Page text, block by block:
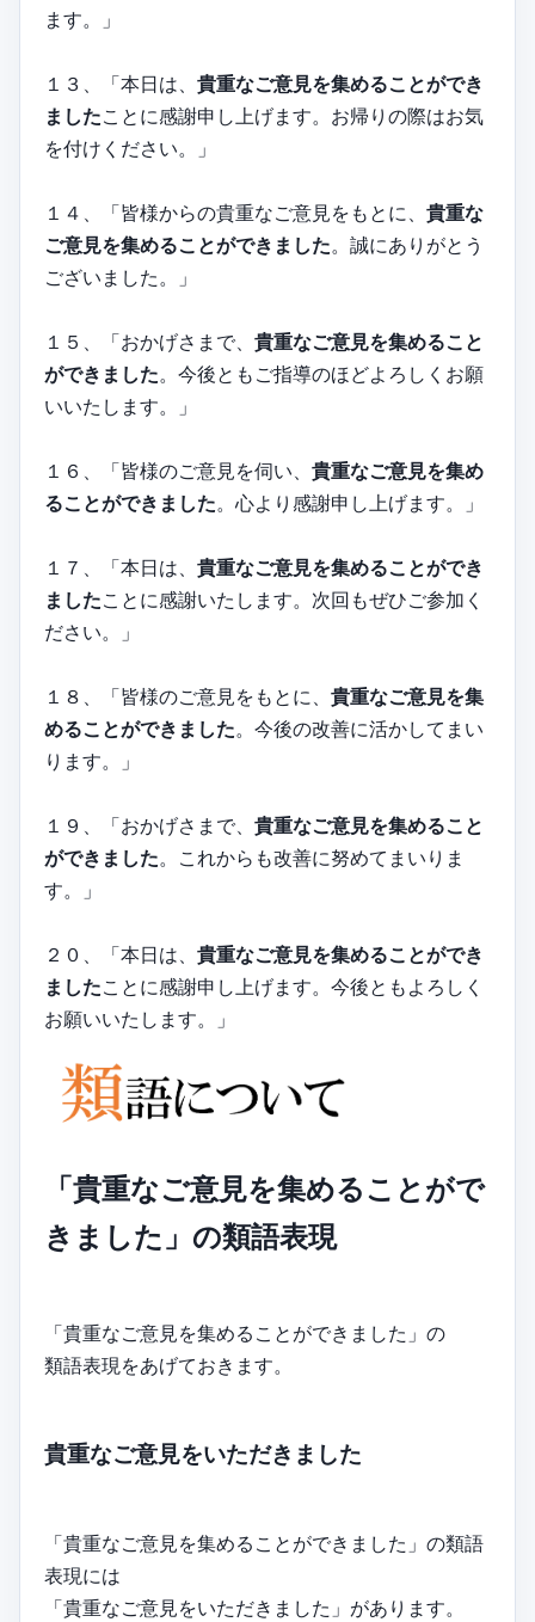
ます。」
１３、「本日は、 貴重なご意見を集めることができ
ましたことに感謝申し上げます。お帰りの際はお気
を付けください。」
１４、「皆様からの貴重なご意見をもとに、 貴重な
ご意見を集めることができました。誠にありがとう
ございました。」
１５、「おかげさまで、 貴重なご意見を集めること
ができました。今後ともご指導のほどよろしくお願
いいたします。」
１６、「皆様のご意見を伺い、 貴重なご意見を集め
ることができました。心より感謝申し上げます。」
１７、「本日は、 貴重なご意見を集めることができ
ましたことに感謝いたします。次回もぜひご参加く
ださい。」
１８、「皆様のご意見をもとに、 貴重なご意見を集
めることができました。今後の改善に活かしてまい
ります。」
１９、「おかげさまで、 貴重なご意見を集めること
ができました。これからも改善に努めてまいりま
す。」
２０、「本日は、 貴重なご意見を集めることができ
ましたことに感謝申し上げます。今後ともよろしく
お願いいたします。」
「貴重なご意見を集めることがで
きました」の類語表現
「貴重なご意見を集めることができました」の
類語表現をあげておきます。
貴重なご意見をいただきました
「貴重なご意見を集めることができました」の類語
表現には
「貴重なご意見をいただきました」があります。